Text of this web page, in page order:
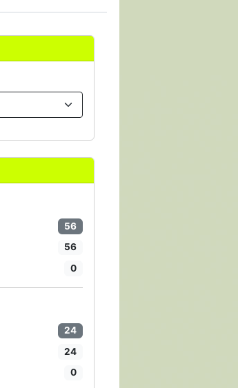
56
56
0
24
24
0